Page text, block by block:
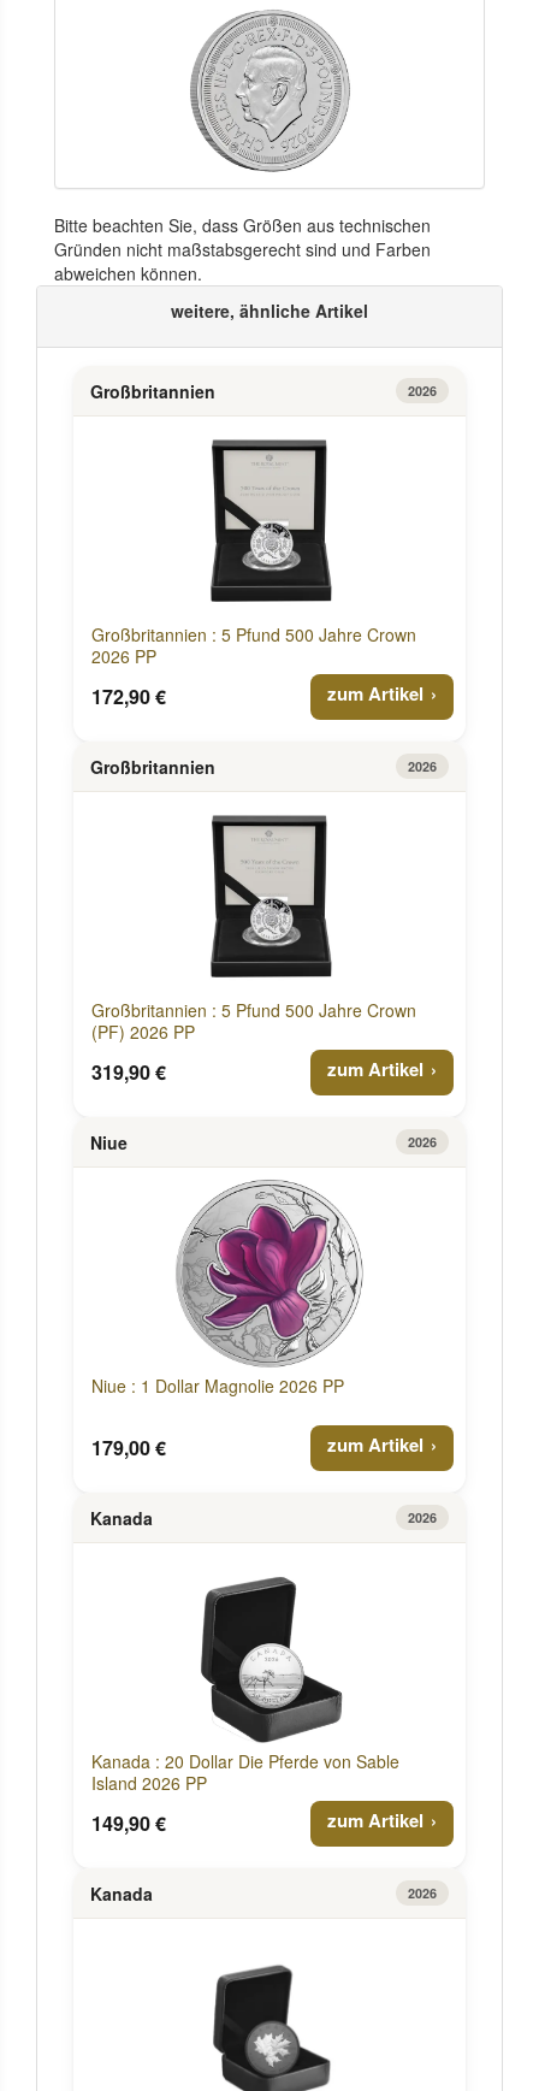
Bitte beachten Sie, dass Größen aus technischen
Gründen nicht maßstabsgerecht sind und Farben
abweichen können.
weitere, ähnliche Artikel
Großbritannien 2026
Großbritannien : 5 Pfund 500 Jahre Crown
2026 PP
172,90 € zum Artikel
Großbritannien 2026
Großbritannien : 5 Pfund 500 Jahre Crown
(PF) 2026 PP
319,90 € zum Artikel
Niue 2026
Niue : 1 Dollar Magnolie 2026 PP
179,00 € zum Artikel
Kanada 2026
Kanada : 20 Dollar Die Pferde von Sable
Island 2026 PP
149,90 € zum Artikel
Kanada 2026